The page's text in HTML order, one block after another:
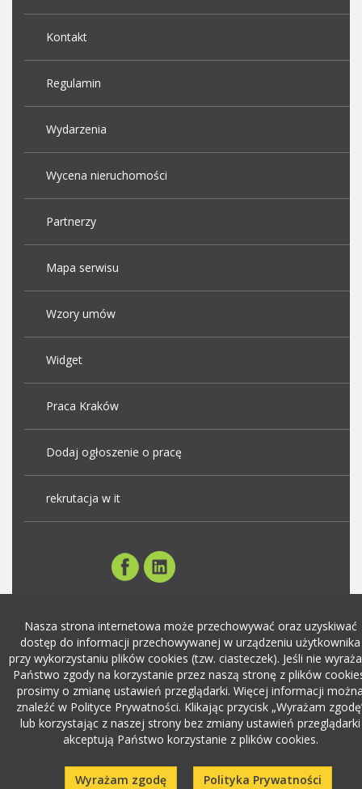
Kontakt
Regulamin
Wydarzenia
Wycena nieruchomości
Partnerzy
Mapa serwisu
Wzory umów
Widget
Praca Kraków
Dodaj ogłoszenie o pracę
rekrutacja w it
Nasza strona internetowa może przechowywać oraz uzyskiwać
dostęp do informacji przechowywanej w urządzeniu użytkownika
przy wykorzystaniu plików cookies (tzw. ciasteczek). Jeśli nie
Państwo zgody na korzystanie przez naszą stronę z plików
prosimy o zmianę ustawień przeglądarki. Więcej informacji
znaleźć w Polityce Prywatności. Klikając przycisk „Wyrażam
lub korzystając z naszej strony bez zmiany ustawień przeglądarki
akceptują Państwo korzystanie z plików cookies.
Wyrażam zgodę Polityka Prywatności